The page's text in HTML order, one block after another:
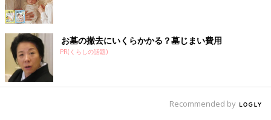
お墓の撤去にいくらかかる？墓じまい費用
PR(くらしの話題)
Recommended by